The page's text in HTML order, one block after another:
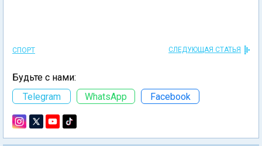
СПОРТ СЛЕДУЮЩАЯ СТАТЬЯ
Будьте с нами:
Telegram
WhatsApp Facebook